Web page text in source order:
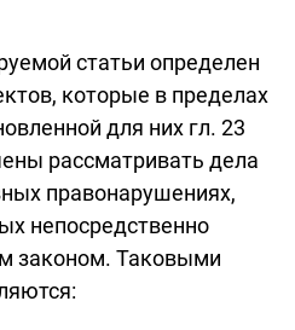
статьи определен
которые в пределах
для них гл. 23
рассматривать дела
правонарушениях,
непосредственно
законом. Таковыми